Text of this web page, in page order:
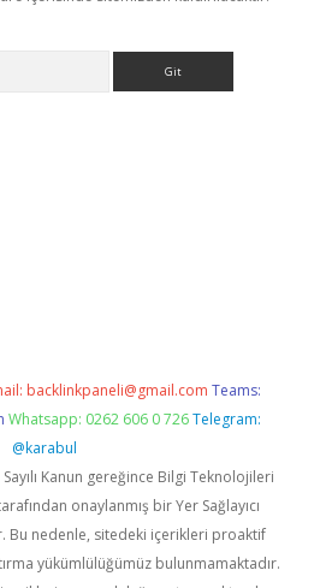
backlinkpaneli@gmail.com Teams:
Whatsapp: 0262 606 0 726 Telegram:
@karabul
Kanun gereğince Bilgi Teknolojileri
onaylanmış bir Yer Sağlayıcı
Bu nedenle, sitedeki içerikleri proaktif
yükümlülüğümüz bulunmamaktadır.